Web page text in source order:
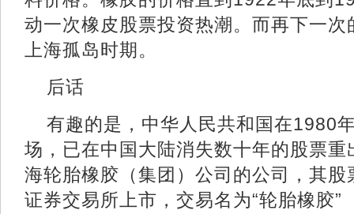
动一次橡皮股票投资热潮。而再下一
上海孤岛时期。
后话
有趣的是，中华人民共和国在1980
场，已在中国大陆消失数十年的股票
海轮胎橡胶（集团）公司的公司，其
证券交易所上市，交易名为“轮胎橡胶